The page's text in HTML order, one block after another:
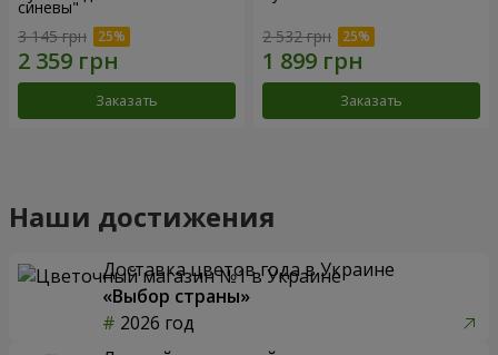
синевы"
3 145 грн
Заказать
2 532 грн
Заказать
Наши достижения
Доставка цветов года в Украине
«Выбор страны»
2026 год